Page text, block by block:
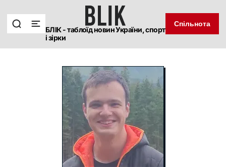
БЛІК - таблоїд новин України, спорт
і зірки
Спільнота